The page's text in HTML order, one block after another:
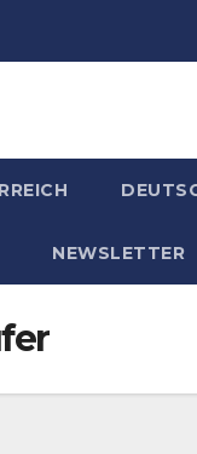
NEWSLETTER